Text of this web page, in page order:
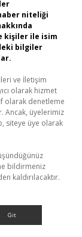
niteliği
kişiler ile isim
bilgiler
ve İletişim
olarak hizmet
olarak denetleme
Ancak, üyelerimiz
siteye üye olarak
bildirmeniz
kaldırılacaktır.